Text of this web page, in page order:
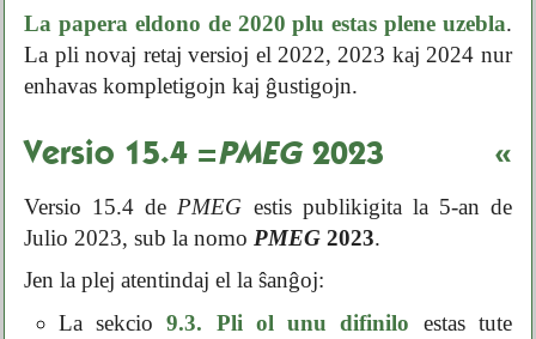
La papera eldono de 2020 plu estas plene uzebla.
La pli novaj retaj versioj el 2022, 2023 kaj 2024 nur
enhavas kompletigojn kaj ĝustigojn.
Versio 15.4 =PMEG 2023 «
Versio 15.4 de PMEG estis publikigita la 5-an de
Julio 2023, sub la nomo PMEG 2023.
Jen la plej atentindaj el la ŝanĝoj:
La sekcio9.3. Pli ol unu difinilo estas tute